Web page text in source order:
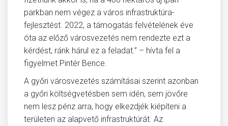
parkban nem végez a város infrastruktúra-
fejlesztést. 2022, a támogatás felvételének éve
óta az előző városvezetés nem rendezte ezt a
kérdést, ránk hárul ez a feladat.” – hívta fel a
figyelmet Pintér Bence.
A győri városvezetés számításai szerint azonban
a győri költségvetésben sem idén, sem jövőre
nem lesz pénz arra, hogy elkezdjék kiépíteni a
területen az alapvető infrastruktúrát. Az